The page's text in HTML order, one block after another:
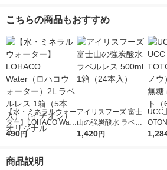
こちらの商品もおすすめ
【水・ミネラルウォー
ター】LOHACO Wate
r（ロハコウォータ
シ） オリジナル
490円
アイリスフーズ 富士
山の強炭酸水 ラベル
レス 500ml 1箱（24
1,420円
UCC
ウ）
商品説明